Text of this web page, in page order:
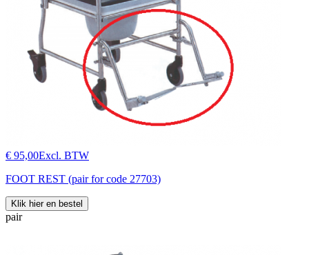
€ 95,00Excl. BTW
FOOT REST (pair for code 27703)
Klik hier en bestel
pair